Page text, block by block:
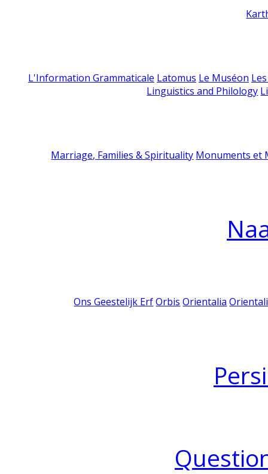
L'Information Grammaticale Latomus Le Muséon
Linguistics and Philology
Marriage, Families & Spirituality Monuments et
Ons Geestelijk Erf Orbis Orientalia